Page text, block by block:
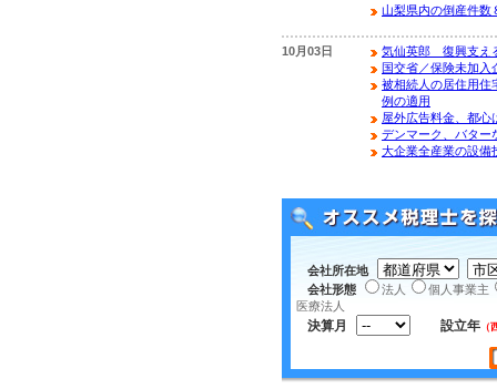
山梨県内の倒産件
10月03日
気仙英郎 復興支え
国交省／保険未加
被相続人の居住用住
例の適用
屋外広告料金、都
デンマーク、バタ
大企業全産業の設
会社所在地
会社形態
法人
個人事業主
医療法人
決算月 設立年 （